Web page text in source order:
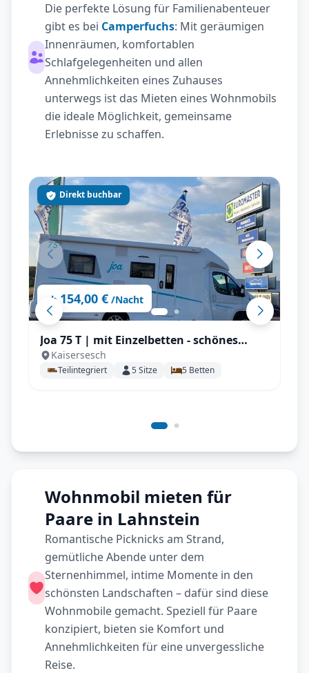
Die perfekte Lösung für Familienabenteuer
gibt es bei Camperfuchs: Mit geräumigen
Innenräumen, komfortablen
Schlafgelegenheiten und allen
Annehmlichkeiten eines Zuhauses
unterwegs ist das Mieten eines Wohnmobils
die ideale Möglichkeit, gemeinsame
Erlebnisse zu schaffen.
ab 154,00 € /Nacht
Direkt buchbar
Joa 75 T | mit Einzelbetten - schönes
Raumgefühl mit Einzelbetten mit
Rückfahrkamera, Solar
Kaisersesch
Teilintegriert 5Sitze 5 Betten
Wohnmobil mieten für
Paare in Lahnstein
Romantische Picknicks am Strand,
gemütliche Abende unter dem
Sternenhimmel, intime Momente in den
schönsten Landschaften – dafür sind diese
Wohnmobile gemacht. Speziell für Paare
konzipiert, bieten sie Komfort und
Annehmlichkeiten für eine unvergessliche
Reise.